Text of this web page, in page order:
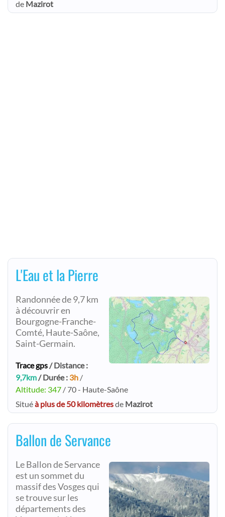
de Mazirot
L'Eau et la Pierre
Randonnée de 9,7 km
à découvrir en
Bourgogne-Franche-
Comté, Haute-Saône,
Saint-Germain.
Trace gps/ Distance :
9,7km/ Durée : 3h /
Altitude: 347 / 70 - Haute-Saône
Situéà plus de 50 kilomètresde Mazirot
Ballon de Servance
Le Ballon de Servance
est un sommet du
massif des Vosges qui
se trouve sur les
départements des